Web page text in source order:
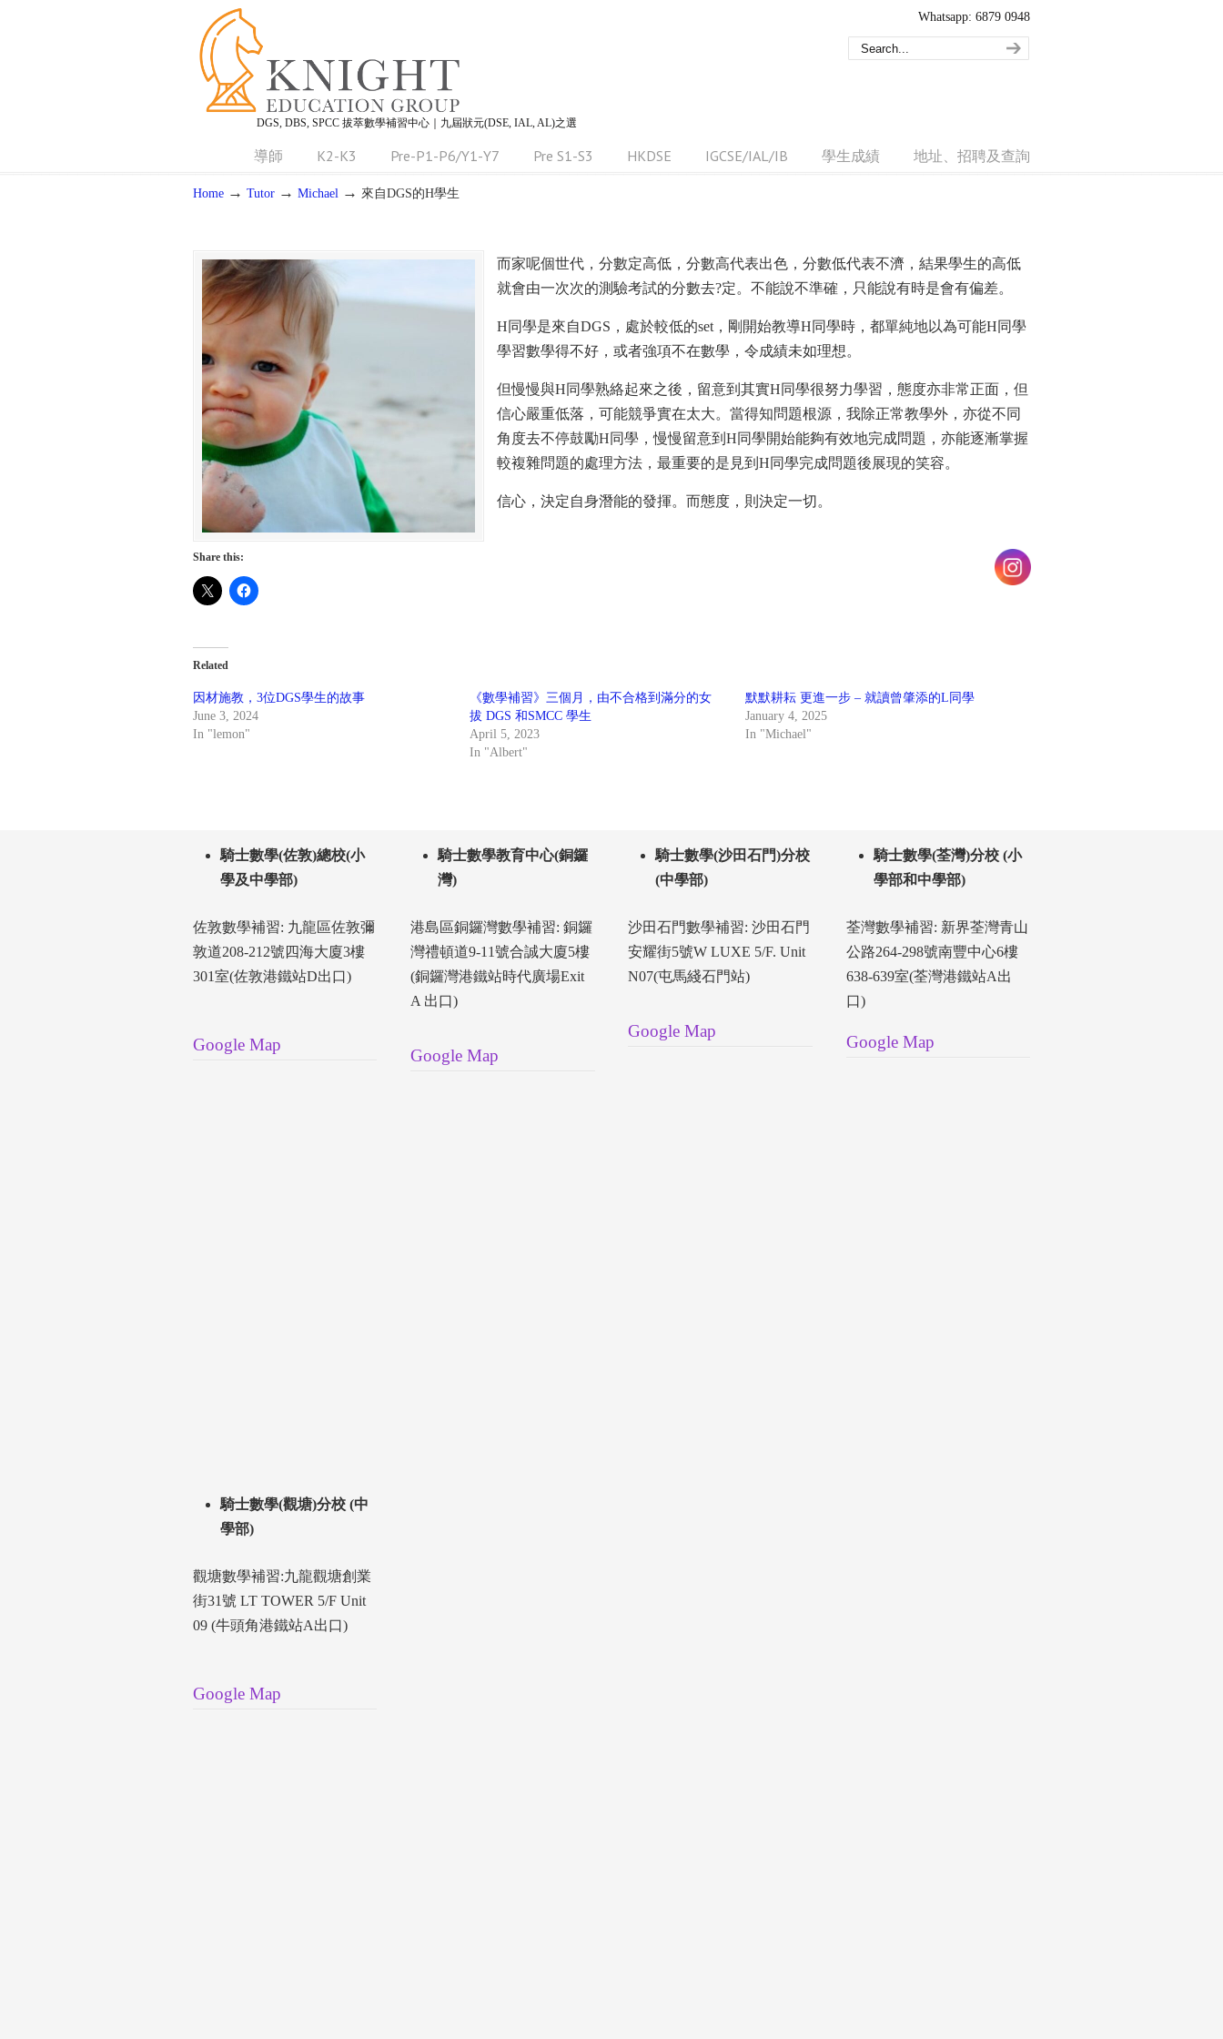
DGS, DBS, SPCC 拔萃數學補習中心｜九屆狀元(DSE, IAL, AL)之選
Whatsapp: 6879 0948
導師 K2-K3 Pre-P1-P6/Y1-Y7 Pre S1-S3 HKDSE IGCSE/IAL/IB 學生成績 地址、招聘及查詢
Home → Tutor → Michael → 來自DGS的H學生
而家呢個世代，分數定高低，分數高代表出色，分數低代表不濟，結果學生的高低
就會由一次次的測驗考試的分數去?定。不能說不準確，只能說有時是會有偏差。
H同學是來自DGS，處於較低的set，剛開始教導H同學時，都單純地以為可能H同學
學習數學得不好，或者強項不在數學，令成績未如理想。
但慢慢與H同學熟絡起來之後，留意到其實H同學很努力學習，態度亦非常正面，但
信心嚴重低落，可能競爭實在太大。當得知問題根源，我除正常教學外，亦從不同
角度去不停鼓勵H同學，慢慢留意到H同學開始能夠有效地完成問題，亦能逐漸掌握
較複雜問題的處理方法，最重要的是見到H同學完成問題後展現的笑容。
信心，決定自身潛能的發揮。而態度，則決定一切。
Share this:
Related
因材施教，3位DGS學生的故事
June 3, 2024
In "lemon"
《數學補習》三個月，由不合格到滿分的女
拔 DGS 和SMCC 學生
April 5, 2023
In "Albert"
默默耕耘 更進一步 – 就讀曾肇添的L同學
January 4, 2025
In "Michael"
騎士數學(佐敦)總校(小
學及中學部)
佐敦數學補習: 九龍區佐敦彌
敦道208-212號四海大廈3樓
301室(佐敦港鐵站D出口)
Google Map
騎士數學(觀塘)分校 (中
學部)
觀塘數學補習:九龍觀塘創業
街31號 LT TOWER 5/F Unit
09 (牛頭角港鐵站A出口)
Google Map
騎士數學教育中心(銅鑼
灣)
港島區銅鑼灣數學補習: 銅鑼
灣禮頓道9-11號合誠大廈5樓
(銅鑼灣港鐵站時代廣場Exit
A 出口)
Google Map
騎士數學(沙田石門)分校
(中學部)
沙田石門數學補習: 沙田石門
安耀街5號W LUXE 5/F. Unit
N07(屯馬綫石門站)
Google Map
騎士數學(荃灣)分校 (小
學部和中學部)
荃灣數學補習: 新界荃灣青山
公路264-298號南豐中心6樓
638-639室(荃灣港鐵站A出
口)
Google Map